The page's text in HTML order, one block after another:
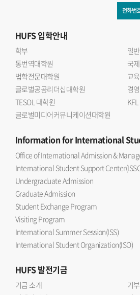
전화번
HUFS입학안내
학부
일
통번역대학원
국
법학전문대학원
교
글로벌공공리더십대학원
경
TESOL 대학원
글로벌미디어커뮤니케이션대학원
Informationfor International
Office of International Admission &
International Student Support
Undergraduate Admission
Graduate Admission
Student Exchange Program
Visiting Program
International Summer Session(ISS)
International Student Organization(ISO)
HUFS발전기금
기금 소개
기